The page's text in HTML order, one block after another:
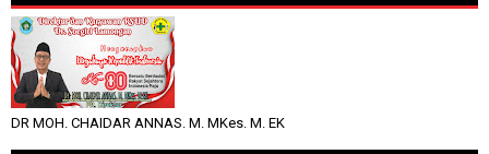
DR MOH. CHAIDAR ANNAS. M. MKes. M. EK